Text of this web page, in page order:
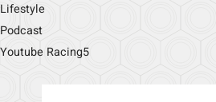
Lifestyle
Podcast
Youtube Racing5